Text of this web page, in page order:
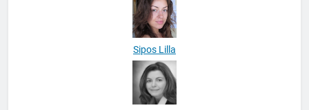
Sipos Lilla